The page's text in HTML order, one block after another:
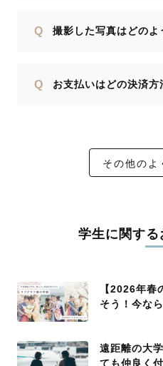
Q 撮影した写真はどのよ
Q お支払いはどの決済方
その他のよ
学生に関す
【2026年春
そう！今な
遠距離の大
ても仲良く